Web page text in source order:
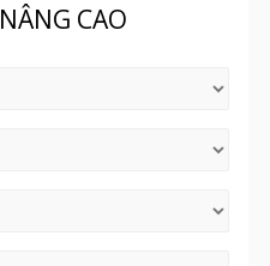
NÂNG CAO